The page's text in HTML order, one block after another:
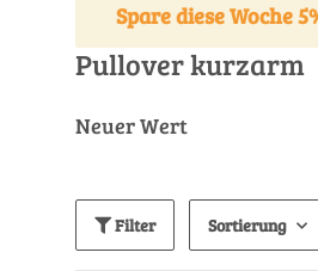
Spare diese Woche
Pullover kurzarm
Neuer Wert
Filter Sortierung